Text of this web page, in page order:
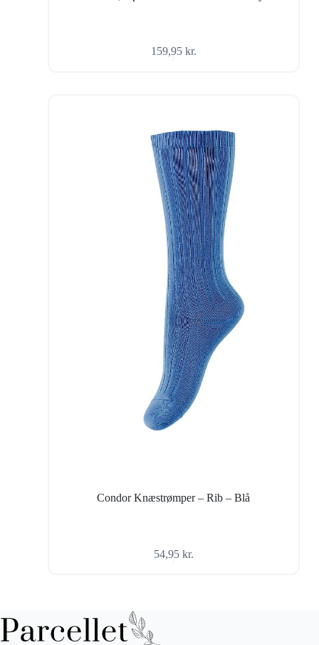
159,95 kr.
Condor Knæstrømper – Rib – Blå
54,95 kr.